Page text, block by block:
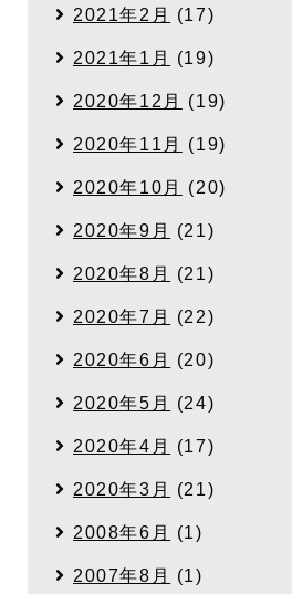
2021年2月 (17)
2021年1月 (19)
2020年12月 (19)
2020年11月 (19)
2020年10月 (20)
2020年9月 (21)
2020年8月 (21)
2020年7月 (22)
2020年6月 (20)
2020年5月 (24)
2020年4月 (17)
2020年3月 (21)
2008年6月 (1)
2007年8月 (1)